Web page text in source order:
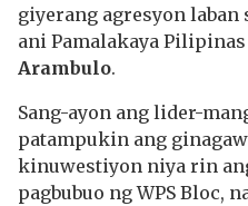
giyerang agresyon laban
ani Pamalakaya
Arambulo.
Sang-ayon ang lider-
patampukin ang
kinuwestiyon niya rin
pagbubuo ng WPS Bloc,